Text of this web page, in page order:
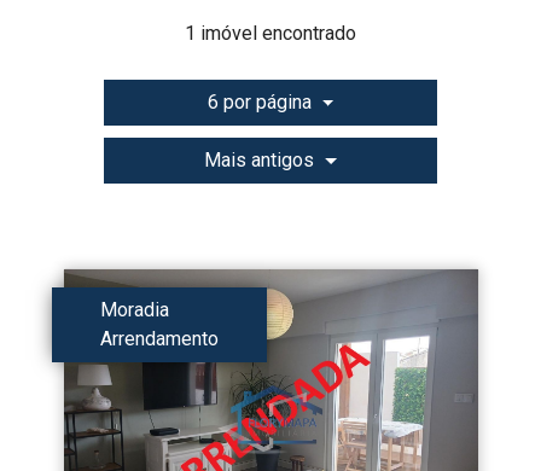
1 imóvel encontrado
6 por página
Mais antigos
Moradia
Arrendamento